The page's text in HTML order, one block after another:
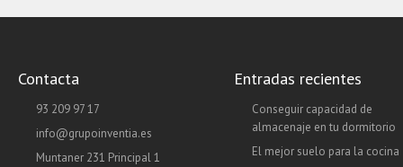
Contacta
93 209 97 17
info@grupoinventia.es
Muntaner 231 Principal 1
Entradas recientes
Conseguir capacidad de
almacenaje en tu dormitorio
El mejor suelo para la cocina